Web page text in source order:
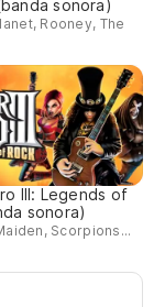
sonora)
Rooney, The
III: Legends of
sonora)
Scorpions...